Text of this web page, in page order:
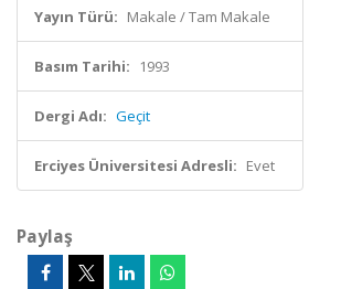
Yayın Türü: Makale / Tam Makale
Basım Tarihi: 1993
Dergi Adı: Geçit
Erciyes Üniversitesi Adresli: Evet
Paylaş